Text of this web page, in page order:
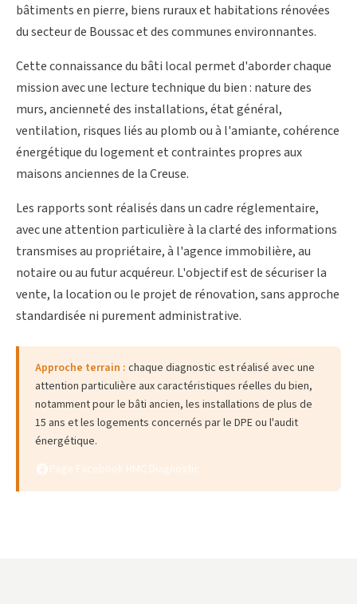
bâtiments en pierre, biens ruraux et habitations rénovées
du secteur de Boussac et des communes environnantes.
Cette connaissance du bâti local permet d'aborder chaque
mission avec une lecture technique du bien : nature des
murs, ancienneté des installations, état général,
ventilation, risques liés au plomb ou à l'amiante, cohérence
énergétique du logement et contraintes propres aux
maisons anciennes de la Creuse.
Les rapports sont réalisés dans un cadre réglementaire,
avec une attention particulière à la clarté des informations
transmises au propriétaire, à l'agence immobilière, au
notaire ou au futur acquéreur. L'objectif est de sécuriser la
vente, la location ou le projet de rénovation, sans approche
standardisée ni purement administrative.
Approche terrain : chaque diagnostic est réalisé avec une
attention particulière aux caractéristiques réelles du bien,
notamment pour le bâti ancien, les installations de plus de
15 ans et les logements concernés par le DPE ou l'audit
énergétique.
Page Facebook HMC Diagnostic